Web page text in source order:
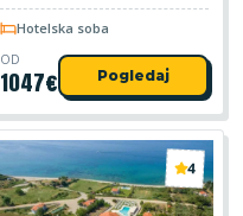
Hotelska soba
OD
1047€ Pogledaj
4